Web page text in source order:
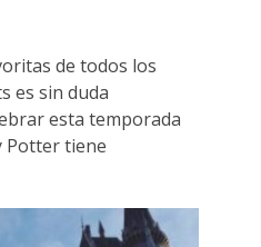
de todos los
es sin duda
esta temporada
Potter tiene